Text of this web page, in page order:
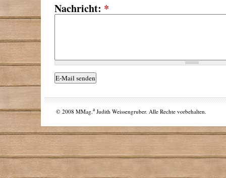
Nachricht: *
© 2008 MMag.aJudith Weissengruber. Alle Rechte vorbehalten.